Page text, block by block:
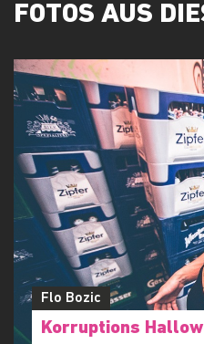
FOTOS AUS
Flo Bozic
Korruptions